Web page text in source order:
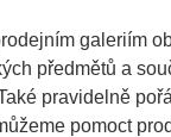
galeriím
předmětů a
pravidelně
pomoct